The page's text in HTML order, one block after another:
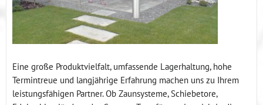
Eine große Produktvielfalt, umfassende Lagerhaltung, hohe
Termintreue und langjährige Erfahrung machen uns zu Ihrem
leistungsfähigen Partner. Ob Zaunsysteme, Schiebetore,